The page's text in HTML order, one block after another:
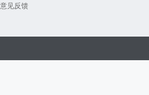
意见反馈